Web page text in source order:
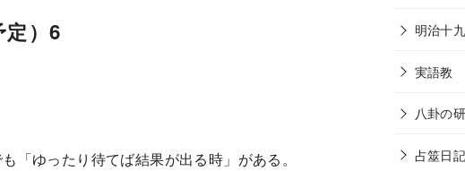
定）6
ゆったり待てば結果が出る時」がある。
明治十
実語教
八卦の
占筮日記